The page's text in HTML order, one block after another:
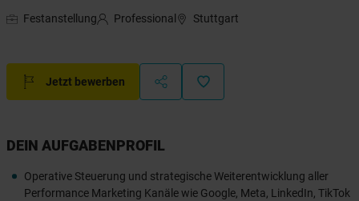
Festanstellung Professional Stuttgart
Jetzt bewerben
DEIN AUFGABENPROFIL
Operative Steuerung und strategische Weiterentwicklung aller
Performance Marketing Kanäle wie Google, Meta, LinkedIn, TikTok